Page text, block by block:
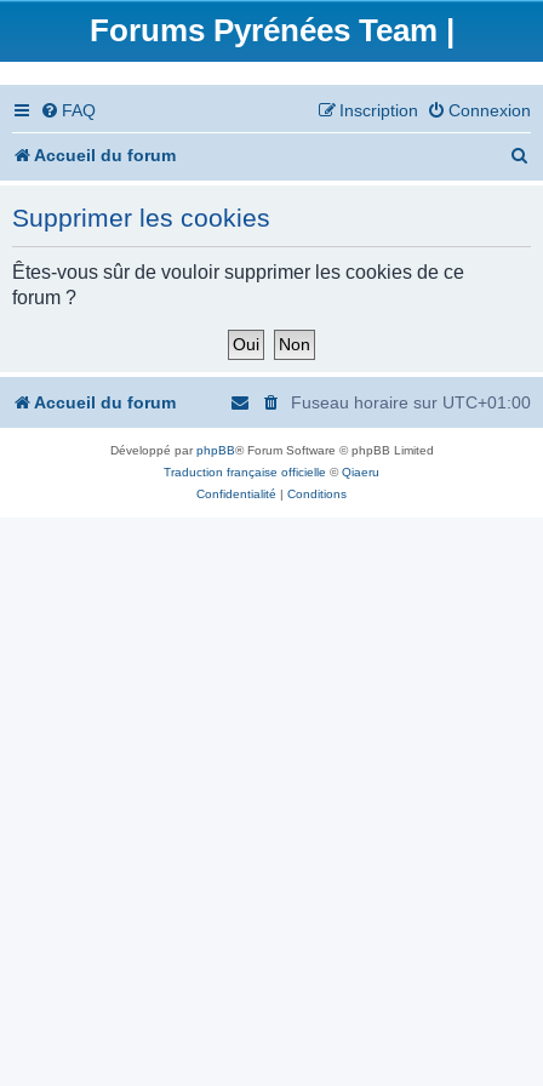
Forums Pyrénées Team |
FAQ Connexion
Inscription
Accueil du forum
c
Supprimer les cookies
Êtes-vous sûr de vouloir supprimer les cookies de ce
forum ?
Accueil du forum Fuseau horaire sur UTC+01:00
Développé parphpBB® Forum Software © phpBB Limited
Traduction française officielle ©Qiaeru
Confidentialité | Conditions